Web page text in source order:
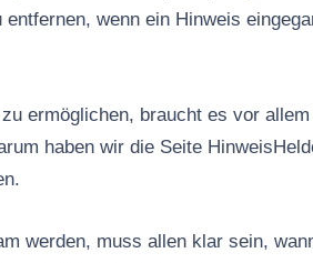
entfernen, wenn ein Hinweis
ermöglichen, braucht es vor
haben wir die Seite
werden, muss allen klar sein,